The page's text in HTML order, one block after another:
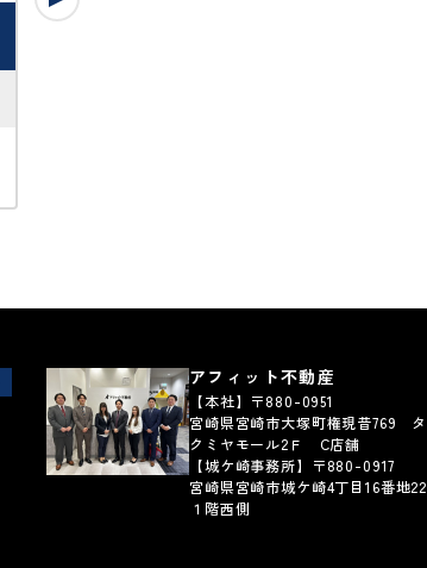
400
アフィット不動産
【本社】〒880-0951
宮崎県宮崎市大塚町権現昔769 タ
クミヤモール2Ｆ C店舗
【城ケ崎事務所】〒880-0917
宮崎県宮崎市城ケ崎4丁目16番地22
１階西側